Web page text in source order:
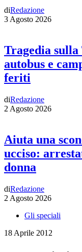
diRedazione
3 Agosto 2026
Tragedia
autobus e
feriti
diRedazione
2 Agosto 2026
Aiuta una
ucciso:
donna
diRedazione
2 Agosto 2026
Gli speciali
18 Aprile 2012